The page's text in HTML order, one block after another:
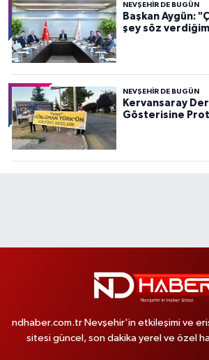
NEVŞEHIR DE BUGÜN
Başkan Aygün:
şey söz
NEVŞEHIR DE BUGÜN
Kervansaray
Gösterisine
ndhaber.com.tr Nevşehir'in etkileşimi ve
sitesi güncel, son dakika yerel ve özel